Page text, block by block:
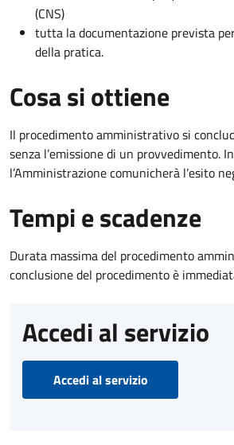
(CNS)
tutta la documentazione prevista
della pratica.
Cosa si ottiene
Il procedimento amministrativo si
senza l’emissione di un provvedimento.
l’Amministrazione comunicherà l’esito
Tempi e scadenze
Durata massima del procedimento
conclusione del procedimento è
Accedi al servizio
Accedi al servizio